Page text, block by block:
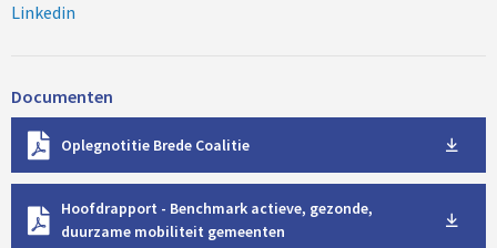
Linkedin
Documenten
Oplegnotitie Brede Coalitie
w
Hoofdrapport - Benchmark actieve, gezonde,
duurzame mobiliteit gemeenten